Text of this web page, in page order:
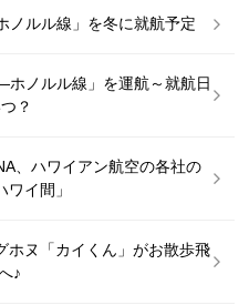
ノルル線」を冬に就航予定
ノルル線」を運航～就航日
？
、ハワイアン航空の各社の
ワイ間」
ホヌ「カイくん」がお散歩飛
♪